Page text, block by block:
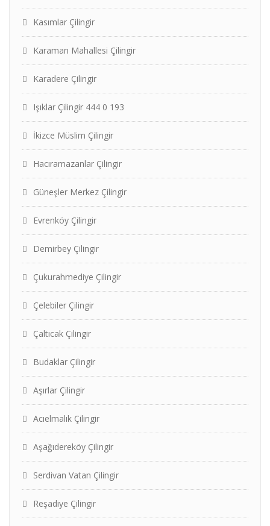
Kasımlar Çilingir
Karaman Mahallesi Çilingir
Karadere Çilingir
Işıklar Çilingir 444 0 193
İkizce Müslim Çilingir
Hacıramazanlar Çilingir
Güneşler Merkez Çilingir
Evrenköy Çilingir
Demirbey Çilingir
Çukurahmediye Çilingir
Çelebiler Çilingir
Çaltıcak Çilingir
Budaklar Çilingir
Aşırlar Çilingir
Acıelmalık Çilingir
Aşağıdereköy Çilingir
Serdivan Vatan Çilingir
Reşadiye Çilingir